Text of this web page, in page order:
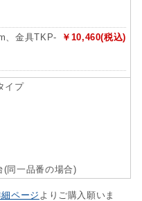
￥10,460(税込)
、金具TKP-
イプ
(同一品番の場合)
ページ よりご購入願いま